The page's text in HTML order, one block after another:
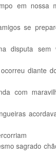
em nossa
se
disputa sem
diante
com
sagrado